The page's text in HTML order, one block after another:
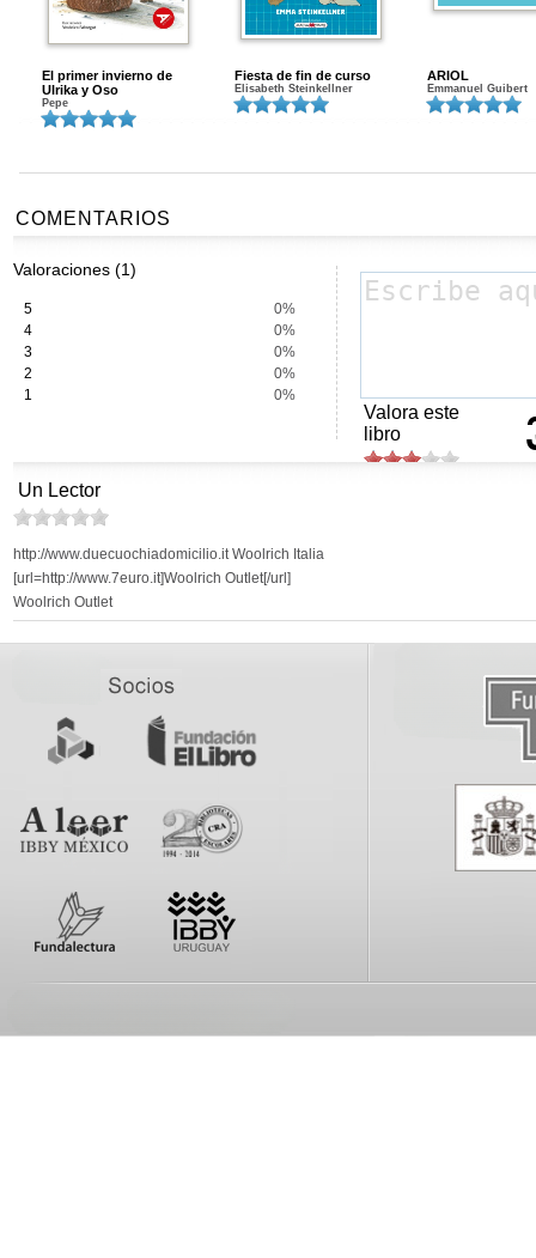
El primer invierno de
Ulrika y Oso
Pepe
Fiesta de fin de curso
Elisabeth Steinkellner
ARIOL
Emmanuel Guibert
COMENTARIOS
Valoraciones (1)
5
0%
4
0%
3
0%
2
0%
1
0%
Valora este
libro
Un Lector
http://www.duecuochiadomicilio.it Woolrich Italia
[url=http://www.7euro.it]Woolrich Outlet[/url]
Woolrich Outlet